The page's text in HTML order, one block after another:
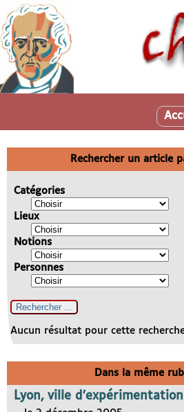
Rechercher un article
Catégories
Lieux
Notions
Personnes
Aucun résultat pour cette
Dans la même
Lyon, ville